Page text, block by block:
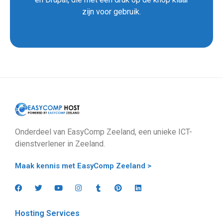
zijn voor gebruik.
Onderdeel van EasyComp Zeeland, een unieke ICT-
dienstverlener in Zeeland.
Maak kennis met EasyComp Zeeland >
Hosting Services